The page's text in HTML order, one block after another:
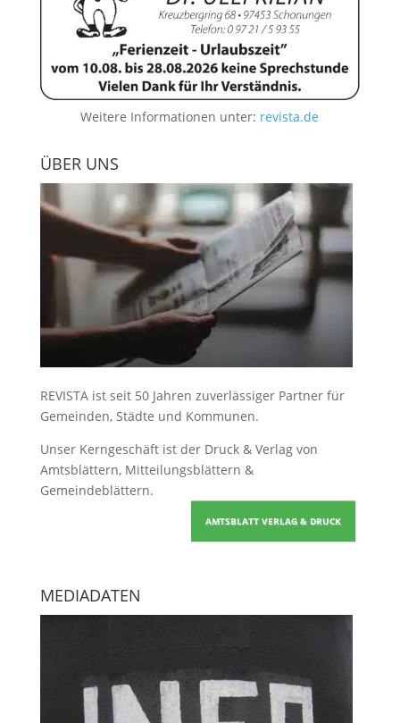
Weitere Informationen unter: revista.de
ÜBER UNS
REVISTA ist seit 50 Jahren zuverlässiger Partner für
Gemeinden, Städte und Kommunen.
Unser Kerngeschäft ist der Druck & Verlag von
Amtsblättern, Mitteilungsblättern &
Gemeindeblättern.
AMTSBLATT VERLAG & DRUCK
MEDIADATEN